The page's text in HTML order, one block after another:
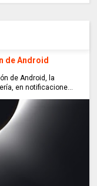
de Android
de Android, la
en notificacione...